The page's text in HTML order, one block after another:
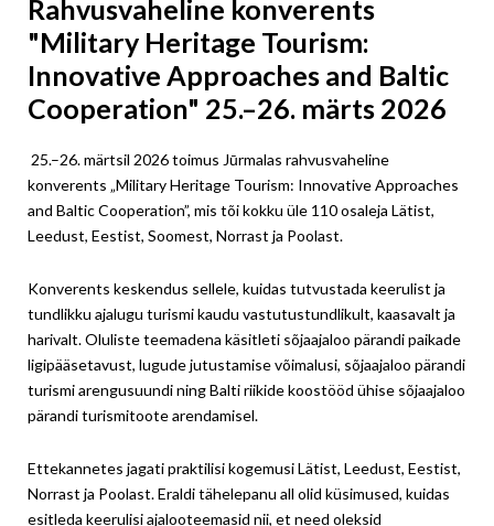
Rahvusvaheline konverents
"Military Heritage Tourism:
Innovative Approaches and Baltic
Cooperation" 25.–26. märts 2026
25.–26. märtsil 2026 toimus Jūrmalas rahvusvaheline
konverents „Military Heritage Tourism: Innovative Approaches
and Baltic Cooperation”, mis tõi kokku üle 110 osaleja Lätist,
Leedust, Eestist, Soomest, Norrast ja Poolast.
Konverents keskendus sellele, kuidas tutvustada keerulist ja
tundlikku ajalugu turismi kaudu vastutustundlikult, kaasavalt ja
harivalt. Oluliste teemadena käsitleti sõjaajaloo pärandi paikade
ligipääsetavust, lugude jutustamise võimalusi, sõjaajaloo pärandi
turismi arengusuundi ning Balti riikide koostööd ühise sõjaajaloo
pärandi turismitoote arendamisel.
Ettekannetes jagati praktilisi kogemusi Lätist, Leedust, Eestist,
Norrast ja Poolast. Eraldi tähelepanu all olid küsimused, kuidas
esitleda keerulisi ajalooteemasid nii, et need oleksid